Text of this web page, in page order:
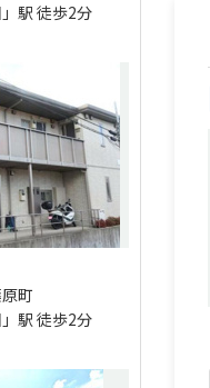
駅 徒歩2分
町
駅 徒歩2分